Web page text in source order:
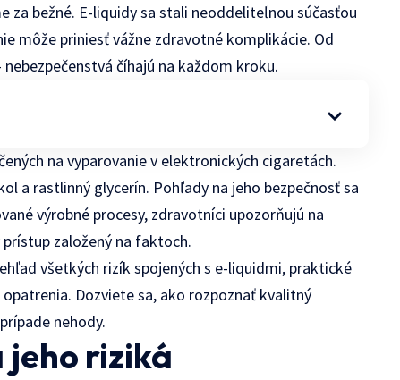
bežné. E-liquidy sa stali neoddeliteľnou súčasťou
môže priniesť vážne zdravotné komplikácie. Od
číhajú na každom kroku.
na vyparovanie v elektronických cigaretách.
a rastlinný glycerín. Pohľady na jeho bezpečnosť sa
výrobné procesy, zdravotníci upozorňujú na
založený na faktoch.
všetkých rizík spojených s e-liquidmi, praktické
Dozviete sa, ako rozpoznať kvalitný
nehody.
jeho riziká